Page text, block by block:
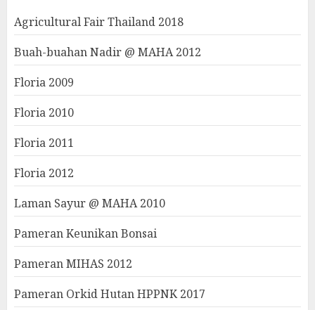
Agricultural Fair Thailand 2018
Buah-buahan Nadir @ MAHA 2012
Floria 2009
Floria 2010
Floria 2011
Floria 2012
Laman Sayur @ MAHA 2010
Pameran Keunikan Bonsai
Pameran MIHAS 2012
Pameran Orkid Hutan HPPNK 2017